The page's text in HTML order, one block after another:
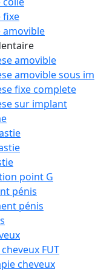
fixe
amovible
amovible
amovible sous
fixe complete
sur implant
point G
pénis
pénis
FUT
cheveux